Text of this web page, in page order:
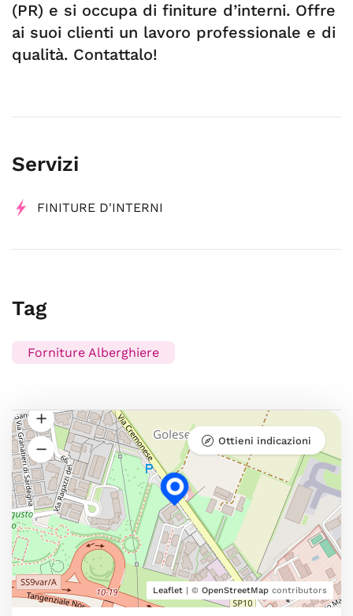
(PR) e si occupa di finiture d’interni. Offre
ai suoi clienti un lavoro professionale e di
qualità. Contattalo!
Servizi
FINITURE D'INTERNI
Tag
Forniture Alberghiere
Leaflet | © OpenStreetMap contributors
Ottieni indicazioni